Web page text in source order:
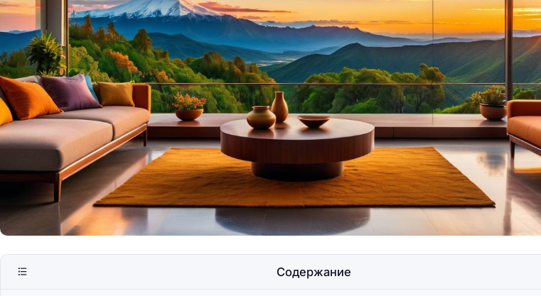
Содержание
Кипр: сочетание солнца,
пляжей и истории
Кипр: сочетание
пляжей и